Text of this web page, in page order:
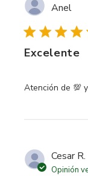
Anel
Excelente
Atención de 💯
read more
Cesar R.
Opinión